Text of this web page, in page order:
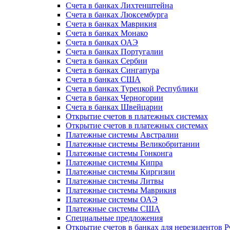
Счета в банках Лихтенштейна
Счета в банках Люксембурга
Счета в банках Маврикия
Счета в банках Монако
Счета в банках ОАЭ
Счета в банках Португалии
Счета в банках Сербии
Счета в банках Сингапура
Счета в банках США
Счета в банках Турецкой Республики
Счета в банках Черногории
Счета в банках Швейцарии
Открытие счетов в платежных системах
Открытие счетов в платежных системах
Платежные системы Австралии
Платежные системы Великобритании
Платежные системы Гонконга
Платежные системы Кипра
Платежные системы Киргизии
Платежные системы Литвы
Платежные системы Маврикия
Платежные системы ОАЭ
Платежные системы США
Специальные предложения
Открытие счетов в банках для нерезидентов